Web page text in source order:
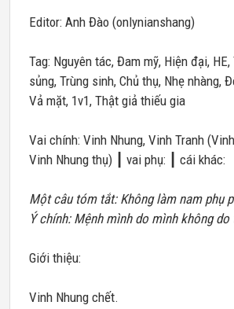
Editor: Anh Đào (onlynianshang)
Tag: Nguyên tác, Đam mỹ, Hiện đại,
sủng, Trùng sinh, Chủ thụ, Nhẹ nhàng,
Vả mặt, 1v1, Thật giả thiếu gia
Vai chính: Vinh Nhung, Vinh Tranh
Vinh Nhung thụ) ┃ vai phụ: ┃ cái khác:
Một câu tóm tắt: Không làm nam phụ
Ý chính: Mệnh mình do mình không do
Giới thiệu:
Vinh Nhung chết.